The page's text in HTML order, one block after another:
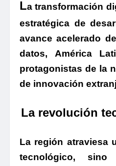
La transformación
estratégica de
avance acelerado
datos, América
protagonistas de la
de innovación
La revolución
La región atraviesa
tecnológico,